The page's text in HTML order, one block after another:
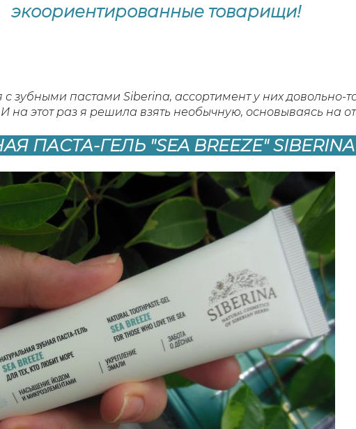
экоориентированные товарищи!
зубными пастами Siberina, ассортимент у них довольно-
на этот раз я решила взять необычную, основываясь на
ПАСТА-ГЕЛЬ "SEA BREEZE" SIBERINA